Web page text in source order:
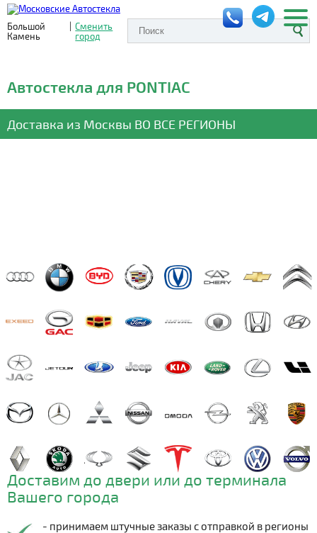
Большой
Камень
| Сменить
город
Автостекла для PONTIAC
Доставка из Москвы ВО ВСЕ РЕГИОНЫ
Доставим до двери или до терминала
Вашего города
- принимаем штучные заказы с отправкой в регионы